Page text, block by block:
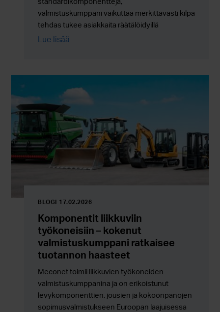
valmistuskumppani vaikuttaa merkittävästi
tehdas tukee asiakkaita räätälöidyillä
valmistusratkaisuilla, kokoonpanoilla ja
Lue lisää
BLOGI 17.02.2026
Komponentit liikkuviin
työkoneisiin – kokenut
valmistuskumppani ratkaisee
tuotannon haasteet
Meconet toimii liikkuvien työkoneiden
valmistuskumppanina ja on erikoistunut
levykomponenttien, jousien ja kokoonpanojen
sopimusvalmistukseen Euroopan laajuisessa